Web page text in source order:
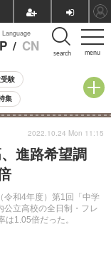
menu
Language
/ CN search
験
集
学校受験
事
）
進路希望調
和4年度）第1回「中学
公立高校の全日制・フレ
1.05倍だった。
2022.10.24 Mon 11:15